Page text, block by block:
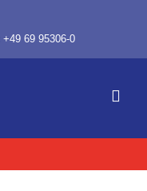
+49 69 95306-0